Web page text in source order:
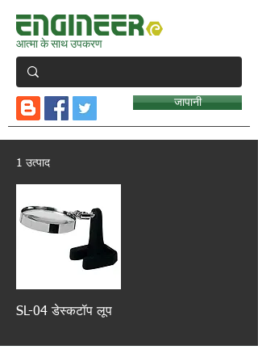
आत्मा के साथ उपकरण
जापानी
1 उत्पाद
SL-04 डेस्कटॉप लूप